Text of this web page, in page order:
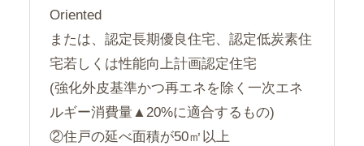
Oriented
または、認定長期優良住宅、認定低炭素住
宅若しくは性能向上計画認定住宅
(強化外皮基準かつ再エネを除く一次エネ
ルギー消費量▲20%に適合するもの)
②住戸の延べ面積が50㎡以上